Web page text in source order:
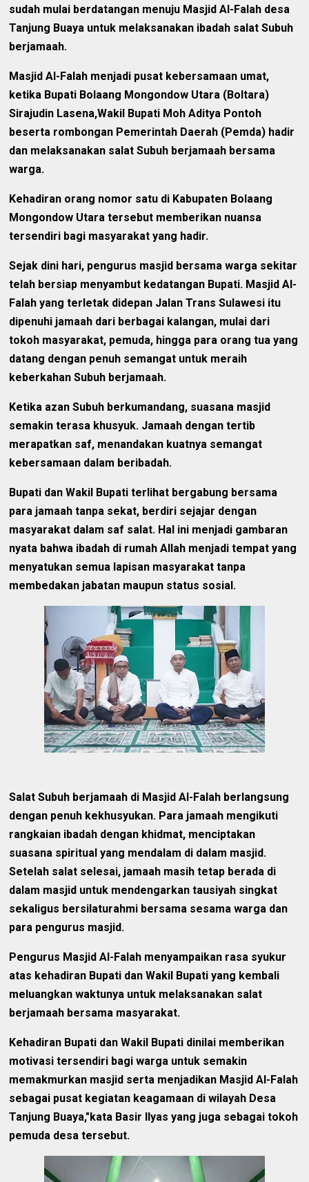
sudah mulai berdatangan menuju Masjid Al-Falah desa
Tanjung Buaya untuk melaksanakan ibadah salat Subuh
berjamaah.
Masjid Al-Falah menjadi pusat kebersamaan umat,
ketika Bupati Bolaang Mongondow Utara (Boltara)
Sirajudin Lasena,Wakil Bupati Moh Aditya Pontoh
beserta rombongan Pemerintah Daerah (Pemda) hadir
dan melaksanakan salat Subuh berjamaah bersama
warga.
Kehadiran orang nomor satu di Kabupaten Bolaang
Mongondow Utara tersebut memberikan nuansa
tersendiri bagi masyarakat yang hadir.
Sejak dini hari, pengurus masjid bersama warga sekitar
telah bersiap menyambut kedatangan Bupati. Masjid Al-
Falah yang terletak didepan Jalan Trans Sulawesi itu
dipenuhi jamaah dari berbagai kalangan, mulai dari
tokoh masyarakat, pemuda, hingga para orang tua yang
datang dengan penuh semangat untuk meraih
keberkahan Subuh berjamaah.
Ketika azan Subuh berkumandang, suasana masjid
semakin terasa khusyuk. Jamaah dengan tertib
merapatkan saf, menandakan kuatnya semangat
kebersamaan dalam beribadah.
Bupati dan Wakil Bupati terlihat bergabung bersama
para jamaah tanpa sekat, berdiri sejajar dengan
masyarakat dalam saf salat. Hal ini menjadi gambaran
nyata bahwa ibadah di rumah Allah menjadi tempat yang
menyatukan semua lapisan masyarakat tanpa
membedakan jabatan maupun status sosial.
Salat Subuh berjamaah di Masjid Al-Falah berlangsung
dengan penuh kekhusyukan. Para jamaah mengikuti
rangkaian ibadah dengan khidmat, menciptakan
suasana spiritual yang mendalam di dalam masjid.
Setelah salat selesai, jamaah masih tetap berada di
dalam masjid untuk mendengarkan tausiyah singkat
sekaligus bersilaturahmi bersama sesama warga dan
para pengurus masjid.
Pengurus Masjid Al-Falah menyampaikan rasa syukur
atas kehadiran Bupati dan Wakil Bupati yang kembali
meluangkan waktunya untuk melaksanakan salat
berjamaah bersama masyarakat.
Kehadiran Bupati dan Wakil Bupati dinilai memberikan
motivasi tersendiri bagi warga untuk semakin
memakmurkan masjid serta menjadikan Masjid Al-Falah
sebagai pusat kegiatan keagamaan di wilayah Desa
Tanjung Buaya,"kata Basir Ilyas yang juga sebagai tokoh
pemuda desa tersebut.